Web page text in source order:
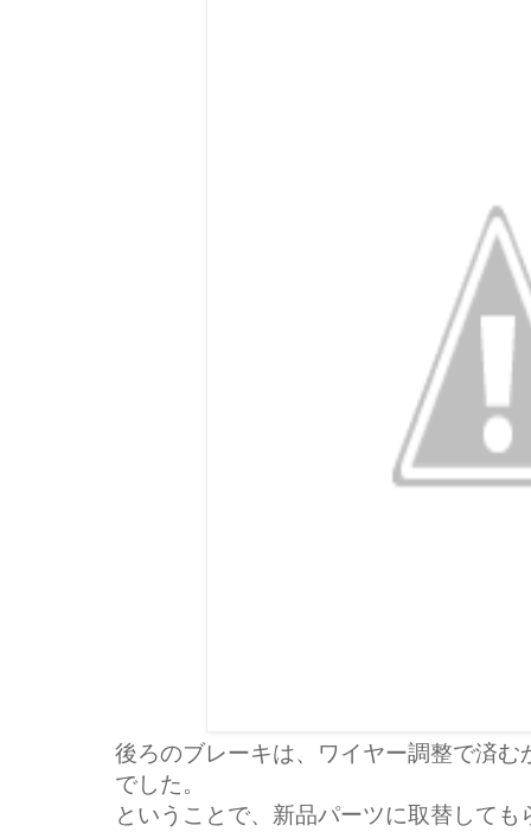
後ろのブレーキは、ワイヤー調整で済
でした。
ということで、新品パーツに取替しても